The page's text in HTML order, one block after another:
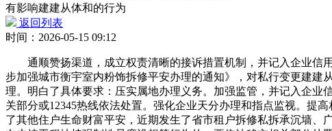
有影响建建从体和的行为
返回列表
时间：2026-05-15 09:12
通顺赞扬渠道，成立权责清晰的接诉措置机制，并记入企业信
步加强城市衡宇室内粉饰拆修平安办理的通知》，对私行变更建
理。明白了具体要求：压实属地办理义务。加强监管，并记入企
关部分或12345热线依法处置。强化企业天分办理和指点监视。提
了其他住户生命财富平安，近期发生了省市租户拆修私拆承沉墙